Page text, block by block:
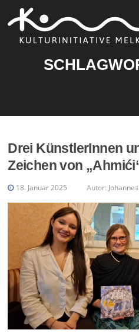
Inhalt
springen
Drei KünstlerInnen
Zeichen von
18. Januar 2025 Autor: